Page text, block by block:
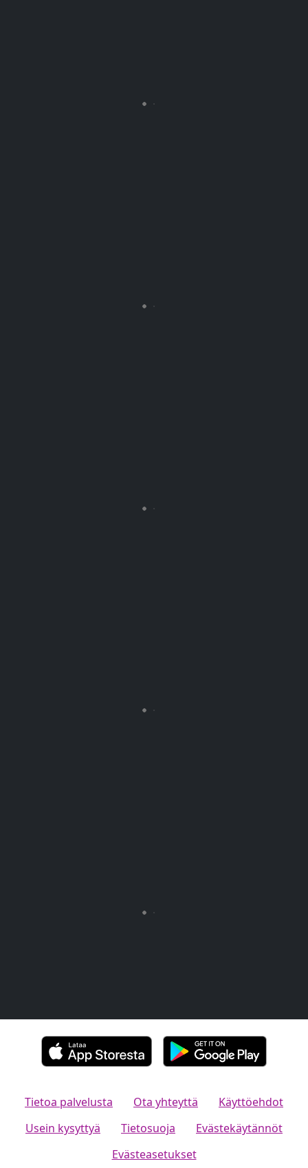
Tietoa palvelusta Ota yhteyttä
Käyttöehdot
Usein kysyttyä
Tietosuoja
Evästekäytännöt
Evästeasetukset